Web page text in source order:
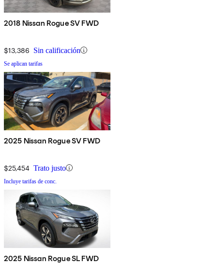
2018 Nissan Rogue SV FWD
$13,386 Sin calificación
Se aplican tarifas
2025 Nissan Rogue SV FWD
$25,454 Trato justo
Incluye tarifas de conc.
2025 Nissan Rogue SL FWD